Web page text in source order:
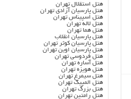
هتل استقلال تهران
هتل پارسیان آزادی تهران
هتل اسپیناس تهران
هتل لاله تهران
هتل هما تهران
هتل پارسیان انقلاب
هتل پارسیان کوثر تهران
هتل پارسیان اوین تهران
هتل فردوسی تهران
هتل آساره تهران
هتل هویزه تهران
هتل سیمرغ تهران
هتل المپیک تهران
هتل بزرگ تهران
هتل رامتین تهران